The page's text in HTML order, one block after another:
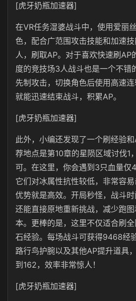
[虎牙奶瓶加速器]
在VR任务湿婆战斗中，使用爱丽
色，配合广范围攻击技能和加速
人，刷取AP。对于喜欢快速刷AP
度的竞技场3人战斗也是一个不错
先制攻击，切换角色后使用高速连
就能迅速结束战斗，积累AP。
[虎牙奶瓶加速器]
此外，小编还发现了一个刷经验
荐地点是第10章的星陨区域讨伐1
可。在这里，你会遇到3只血量
它们对冰属性抗性较低，非常容
优势就是高效。开局秒怪，战斗
还能直接原地重新挑战，减少跑
本。更棒的是，这里不仅适合刷
石经验。每场战斗可获得9468经
路行鸟护腕以及其他AP提升道具
到162，效率非常惊人！
[虎牙奶瓶加速器]